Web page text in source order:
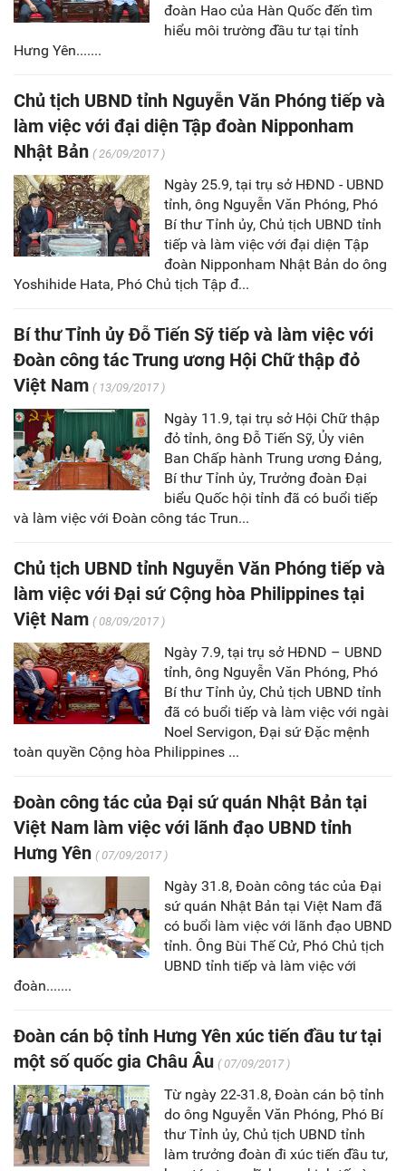
đoàn Hao của Hàn Quốc đến tìm
hiểu môi trường đầu tư tại tỉnh
Hưng Yên.......
Chủ tịch UBND tỉnh Nguyễn Văn Phóng tiếp và
làm việc với đại diện Tập đoàn Nipponham
Nhật Bản ( 26/09/2017 )
Ngày 25.9, tại trụ sở HĐND - UBND
tỉnh, ông Nguyễn Văn Phóng, Phó
Bí thư Tỉnh ủy, Chủ tịch UBND tỉnh
tiếp và làm việc với đại diện Tập
đoàn Nipponham Nhật Bản do ông
Yoshihide Hata, Phó Chủ tịch Tập đ...
Bí thư Tỉnh ủy Đỗ Tiến Sỹ tiếp và làm việc với
Đoàn công tác Trung ương Hội Chữ thập đỏ
Việt Nam ( 13/09/2017 )
Ngày 11.9, tại trụ sở Hội Chữ thập
đỏ tỉnh, ông Đỗ Tiến Sỹ, Ủy viên
Ban Chấp hành Trung ương Đảng,
Bí thư Tỉnh ủy, Trưởng đoàn Đại
biểu Quốc hội tỉnh đã có buổi tiếp
và làm việc với Đoàn công tác Trun...
Chủ tịch UBND tỉnh Nguyễn Văn Phóng tiếp và
làm việc với Đại sứ Cộng hòa Philippines tại
Việt Nam ( 08/09/2017 )
Ngày 7.9, tại trụ sở HĐND – UBND
tỉnh, ông Nguyễn Văn Phóng, Phó
Bí thư Tỉnh ủy, Chủ tịch UBND tỉnh
đã có buổi tiếp và làm việc với ngài
Noel Servigon, Đại sứ Đặc mệnh
toàn quyền Cộng hòa Philippines ...
Đoàn công tác của Đại sứ quán Nhật Bản tại
Việt Nam làm việc với lãnh đạo UBND tỉnh
Hưng Yên ( 07/09/2017 )
Ngày 31.8, Đoàn công tác của Đại
sứ quán Nhật Bản tại Việt Nam đã
có buổi làm việc với lãnh đạo UBND
tỉnh. Ông Bùi Thế Cử, Phó Chủ tịch
UBND tỉnh tiếp và làm việc với
đoàn.......
Đoàn cán bộ tỉnh Hưng Yên xúc tiến đầu tư tại
một số quốc gia Châu Âu ( 07/09/2017 )
Từ ngày 22-31.8, Đoàn cán bộ tỉnh
do ông Nguyễn Văn Phóng, Phó Bí
thư Tỉnh ủy, Chủ tịch UBND tỉnh
làm trưởng đoàn đi xúc tiến đầu tư,